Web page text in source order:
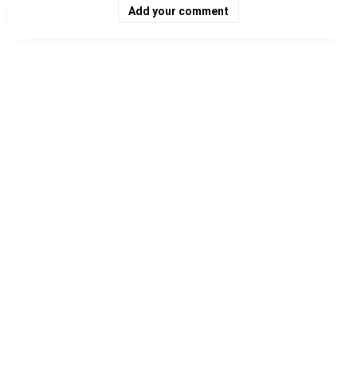
Add your comment